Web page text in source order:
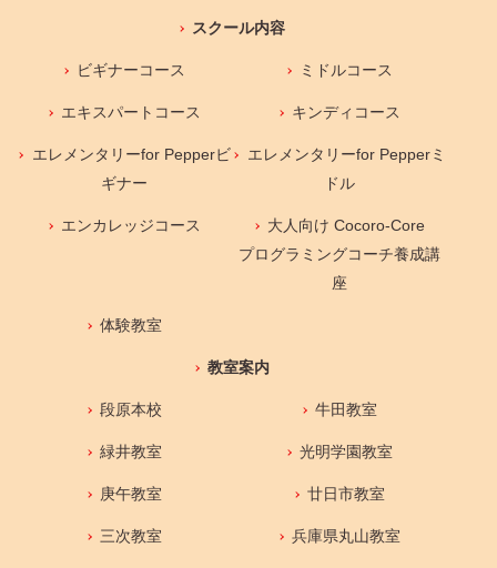
スクール内容
ビギナーコース ミドルコース
エキスパートコース キンディコース
エレメンタリーfor Pepperビ
ギナー
エレメンタリーfor Pepperミ
ドル
エンカレッジコース
大人向け Cocoro-Core
プログラミングコーチ養成講
座
体験教室
教室案内
段原本校 牛田教室
緑井教室 光明学園教室
庚午教室 廿日市教室
三次教室 兵庫県丸山教室